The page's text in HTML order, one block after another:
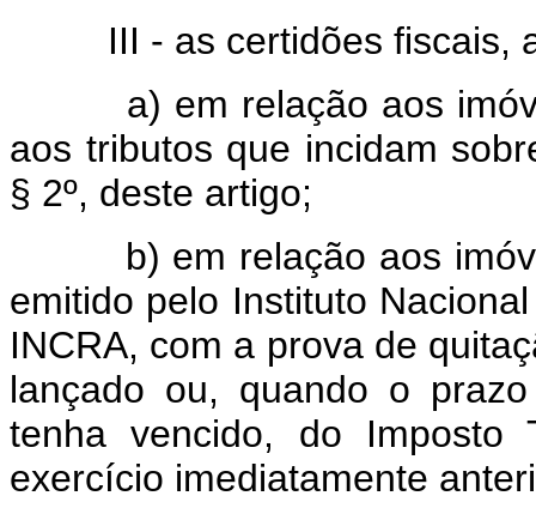
III - as certidões fiscais,
a) em relação aos
aos tributos que incidam
§ 2º, deste artigo;
b) em relação aos
emitido pelo Instituto
INCRA, com a prova de
lançado ou, quando o
tenha vencido, do Imposto
exercício imediatamente